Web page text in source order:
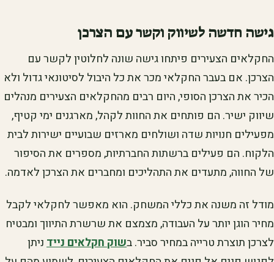
גישה חדשה לשיווק וקשר עם הצרכן
החקלאים הצעירים פיתחו גישה שונה לחלוטין לקשר עם
הצרכן. אם בעבר החקלאי מכר את כל היבול לסיטונאי גדול ולא
הכיר את הצרכן הסופי, היום רבים מהחקלאים הצעירים מנהלים
שיווק ישיר. הם פותחים את החוות לקהל, מארגנים ימי קטיף,
מפעילים חנויות שדה ושולחים מארזים שבועיים ישירות לבית
הלקוח. הם פעילים ברשתות החברתיות, מספרים את הסיפור
של החווה, מתעדים את התהליכים ומחברים את הצרכן לאדמה.
מודל זה משנה את כללי המשחק. הוא מאפשר לחקלאי לקבל
מחיר הוגן יותר על העבודה, מצמצם את שרשרת התיווך ומבטיח
לצרכן תוצרת טרייה במחיר סביר. בשוק חקלאים ניידניתן